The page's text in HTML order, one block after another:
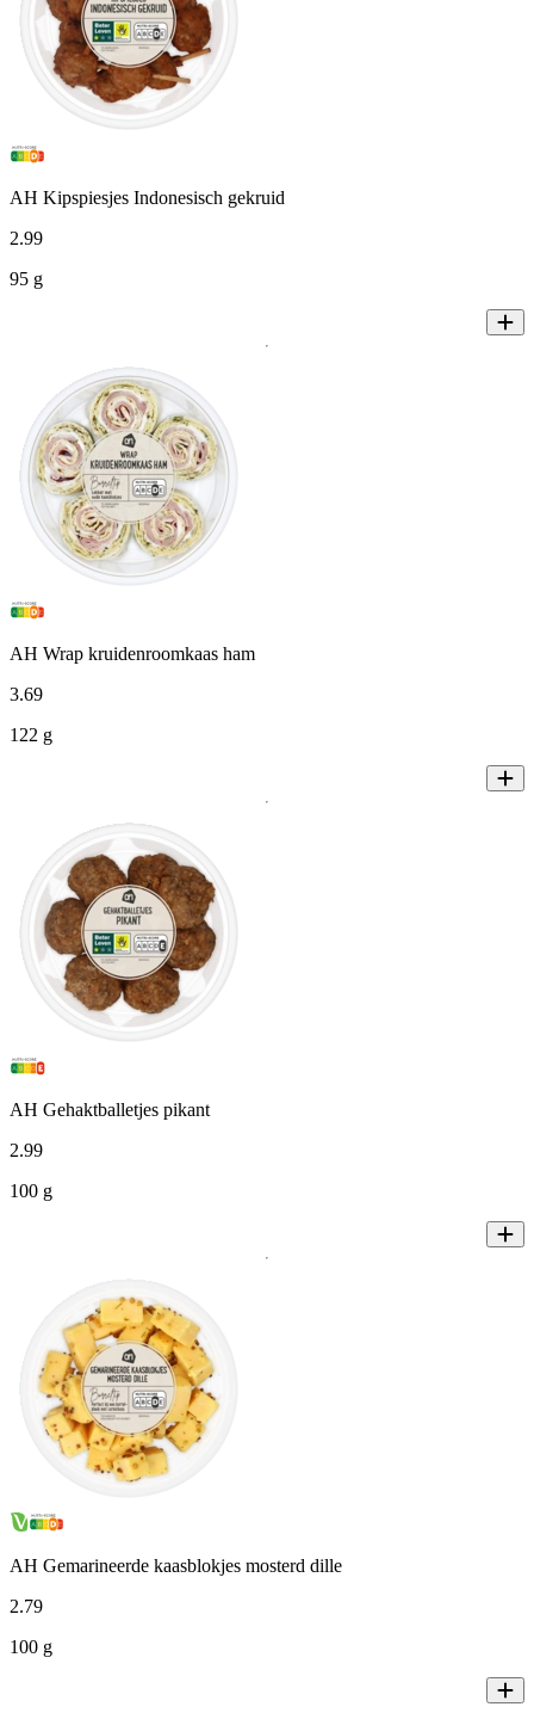
AH Kipspiesjes Indonesisch gekruid
2.99
95 g
AH Wrap kruidenroomkaas ham
3.69
122 g
AH Gehaktballetjes pikant
2.99
100 g
AH Gemarineerde kaasblokjes mosterd dille
2.79
100 g